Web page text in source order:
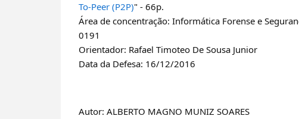
To-Peer (P2P)" - 66p.
Área de concentração: Informática Forense e
0191
Orientador: Rafael Timoteo De Sousa Junior
Data da Defesa: 16/12/2016
Autor: ALBERTO MAGNO MUNIZ SOARES